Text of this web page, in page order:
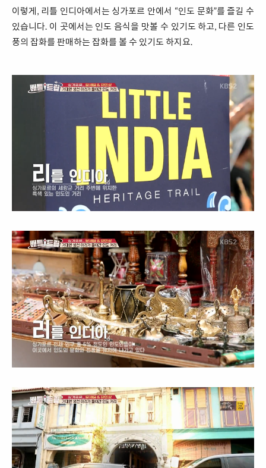
이렇게, 리틀 인디아에서는 싱가포르 안에서 “인도 문화”를 즐길 수
있습니다. 이 곳에서는 인도 음식을 맛볼 수 있기도 하고, 다른 인도
풍의 잡화를 판매하는 잡화를 볼 수 있기도 하지요.